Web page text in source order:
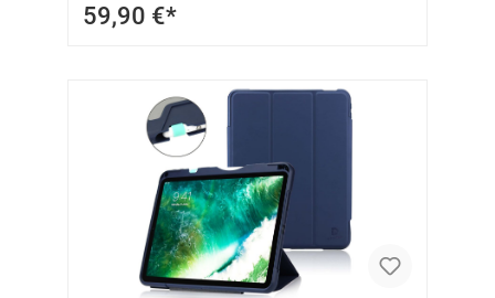
59,90 €*